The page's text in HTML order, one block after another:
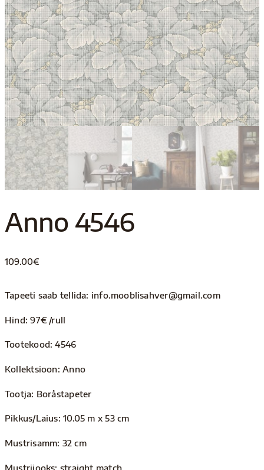
Anno 4546
109.00€
Tapeeti saab tellida: info.mooblisahver@gmail.com
Hind: 97€ /rull
Tootekood: 4546
Kollektsioon: Anno
Tootja: Boråstapeter
Pikkus/Laius: 10.05 m x 53 cm
Mustrisamm: 32 cm
Mustrijooks: straight match